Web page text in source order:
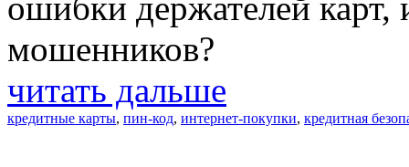
мошенников?
читать дальше
кредитные карты, пин-код, интернет-покупки, кредитная